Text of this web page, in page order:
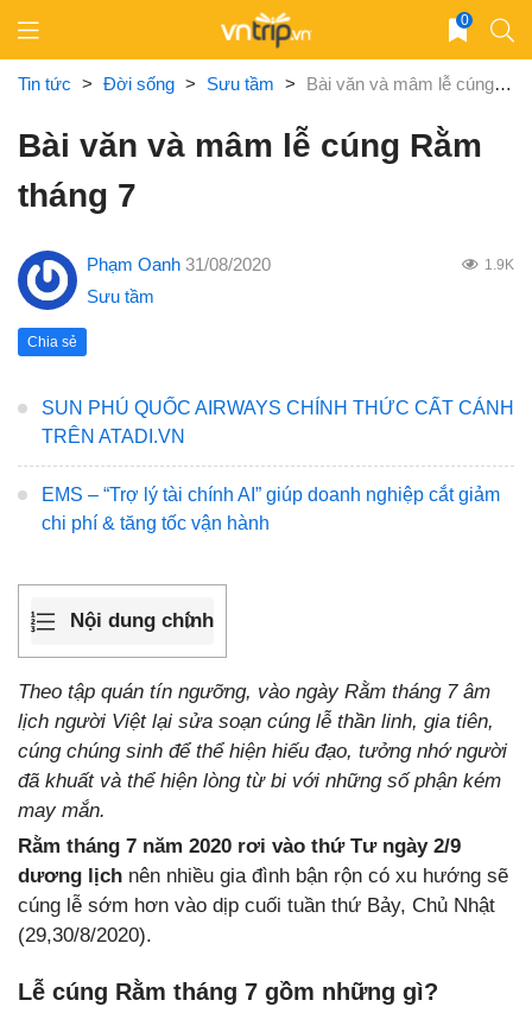
content
0
Tin tức > Đời sống > Sưu tầm > Bài văn và mâm lễ cúng Rằm tháng 7
Bài văn và mâm lễ cúng Rằm
tháng 7
Phạm Oanh 31/08/2020 1.9K
Sưu tầm
Chia sẻ
SUN PHÚ QUỐC AIRWAYS CHÍNH THỨC CẤT CÁNH
TRÊN ATADI.VN
EMS – “Trợ lý tài chính AI” giúp doanh nghiệp cắt giảm
chi phí & tăng tốc vận hành
Nội dung chính
Theo tập quán tín ngưỡng, vào ngày Rằm tháng 7 âm
lịch người Việt lại sửa soạn cúng lễ thần linh, gia tiên,
cúng chúng sinh để thể hiện hiếu đạo, tưởng nhớ người
đã khuất và thể hiện lòng từ bi với những số phận kém
may mắn.
Rằm tháng 7 năm 2020 rơi vào thứ Tư ngày 2/9
dương lịch nên nhiều gia đình bận rộn có xu hướng sẽ
cúng lễ sớm hơn vào dịp cuối tuần thứ Bảy, Chủ Nhật
(29,30/8/2020).
Lễ cúng Rằm tháng 7 gồm những gì?